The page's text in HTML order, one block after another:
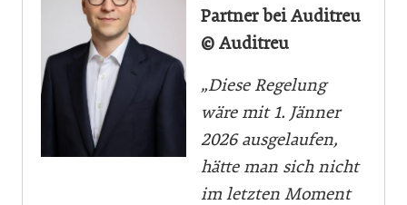
Partner bei Auditreu
© Auditreu
„Diese Regelung
wäre mit 1. Jänner
2026 ausgelaufen,
hätte man sich nicht
im letzten Moment